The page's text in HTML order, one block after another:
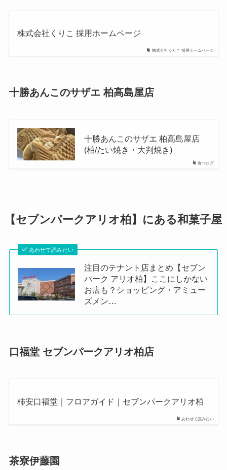
株式会社くりこ 採用ホームページ
株式会社くりこ 採用ホームページ
十勝あんこのサザエ 柏高島屋店
食べログ
十勝あんこのサザエ 柏高島屋店
(柏/たい焼き・大判焼き)
【セブンパークアリオ柏】にある和菓子屋
あわせて読みたい
注目のテナント店まとめ【セブン
パーク アリオ柏】ここにしかない
お店も？ショッピング・アミュー
ズメン…
口福堂 セブンパークアリオ柏店
あわせて読みたい
柿安口福堂｜フロアガイド｜セブンパークアリオ柏
茶寮伊藤園